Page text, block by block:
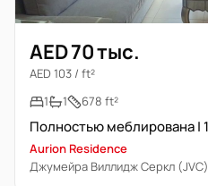
AED 70 тыс.
AED 103 / ft²
1
1 678 ft²
Aurion Residence
Джумейра Виллидж Серкл (JVC)